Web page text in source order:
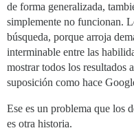
de forma generalizada,
simplemente no funcionan.
búsqueda, porque arroja
interminable entre las
mostrar todos los resultados
suposición como hace
Ese es un problema que los
es otra historia.